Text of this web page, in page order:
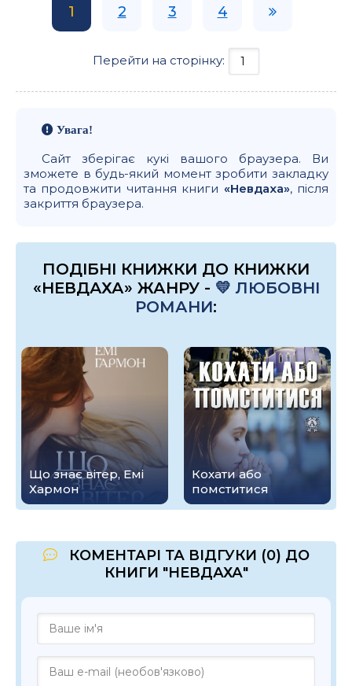
1 2 3 4
Перейти на сторінку:
Увага!
Сайт зберігає кукі вашого браузера. Ви
зможете в будь-який момент зробити закладку
та продовжити читання книги «Невдаха», після
закриття браузера.
ПОДІБНІ КНИЖКИ ДО КНИЖКИ
«НЕВДАХА» ЖАНРУ - 💛 ЛЮБОВНІ
РОМАНИ:
Що знає вітер, Емі
Хармон
Кохати або
помститися
КОМЕНТАРІ ТА ВІДГУКИ (0) ДО
КНИГИ "НЕВДАХА"